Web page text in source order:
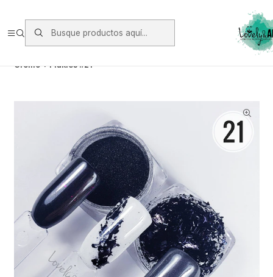
https://www.starken.cl/
Cromo + Flakies #21